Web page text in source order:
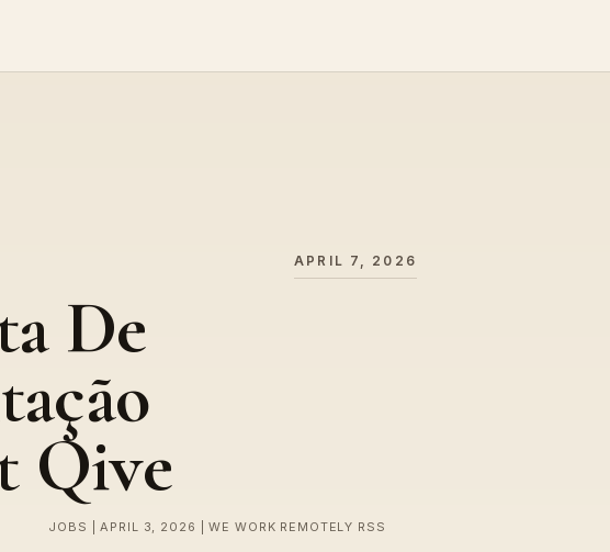
APRIL 7, 2026
De
Qive
JOBS | APRIL 3, 2026 | WE WORK REMOTELY RSS